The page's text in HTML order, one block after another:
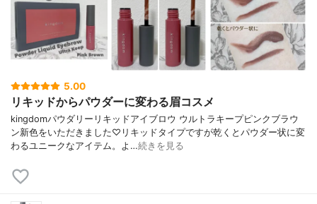
5.00
リキッドからパウダーに変わる眉コスメ
kingdomパウダリーリキッドアイブロウ ウルトラキープピンクブラウ
ン新色をいただきました♡リキッドタイプですが乾くとパウダー状に変
わるユニークなアイテム。よ…続きを見る